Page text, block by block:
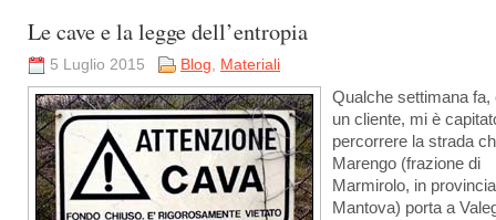
Le cave e la legge dell’entropia
5 Luglio 2015 Blog, Materiali
Qualche settimana fa,
un cliente, mi è
percorrere la strada
Marengo (frazione di
Marmirolo, in
Mantova) porta a